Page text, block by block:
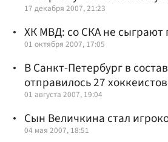
17 декабря 2007, 21:23
ХК МВД: со СКА не сыграют
01 октября 2007, 17:05
В Санкт-Петербург в
отправилось 27 хоккеистов
01 августа 2007, 19:04
Сын Величкина стал
04 мая 2007, 18:51